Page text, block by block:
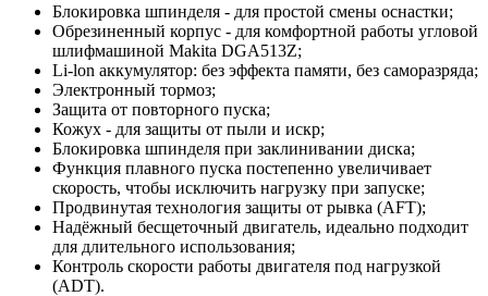
Блокировка шпинделя - для простой смены оснастки;
Обрезиненный корпус - для комфортной работы угловой
шлифмашиной Makita DGA513Z;
Li-lon аккумулятор: без эффекта памяти, без саморазряда;
Электронный тормоз;
Защита от повторного пуска;
Кожух - для защиты от пыли и искр;
Блокировка шпинделя при заклинивании диска;
Функция плавного пуска постепенно увеличивает
скорость, чтобы исключить нагрузку при запуске;
Продвинутая технология защиты от рывка (AFT);
Надёжный бесщеточный двигатель, идеально подходит
для длительного использования;
Контроль скорости работы двигателя под нагрузкой
(ADT).